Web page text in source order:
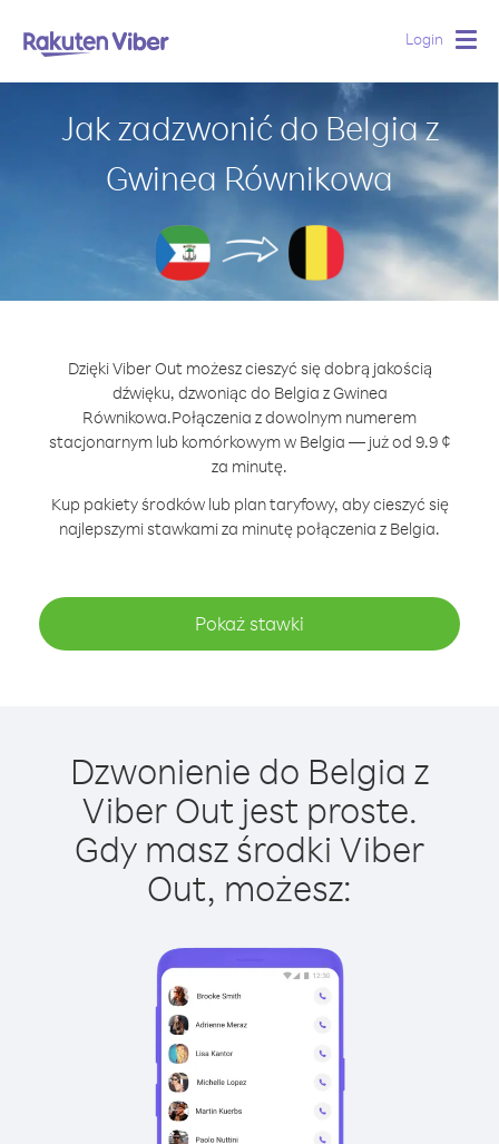
Login
Jak zadzwonić do Belgia z
Gwinea Równikowa
Dzięki Viber Out możesz cieszyć się dobrą jakością
dźwięku, dzwoniąc do Belgia z Gwinea
Równikowa.Połączenia z dowolnym numerem
stacjonarnym lub komórkowym w Belgia — już od 9.9 ¢
za minutę.
Kup pakiety środków lub plan taryfowy, aby cieszyć się
najlepszymi stawkami za minutę połączenia z Belgia.
Pokaż stawki
Dzwonienie do Belgia z
Viber Out jest proste.
Gdy masz środki Viber
Out, możesz: